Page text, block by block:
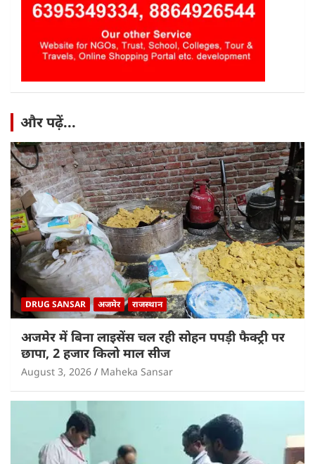
और पढ़ें...
DRUG SANSAR अजमेर राजस्थान
अजमेर में बिना लाइसेंस चल रही सोहन पपड़ी फैक्ट्री पर
छापा, 2 हजार किलो माल सीज
August 3, 2026 Maheka Sansar